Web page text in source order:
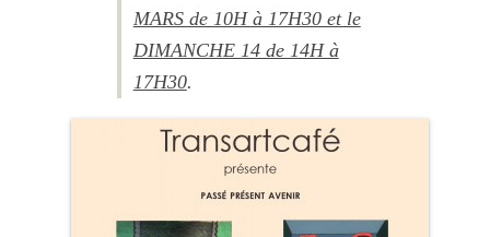
MARS de 10H à 17H30 et le
DIMANCHE 14 de 14H à
17H30.